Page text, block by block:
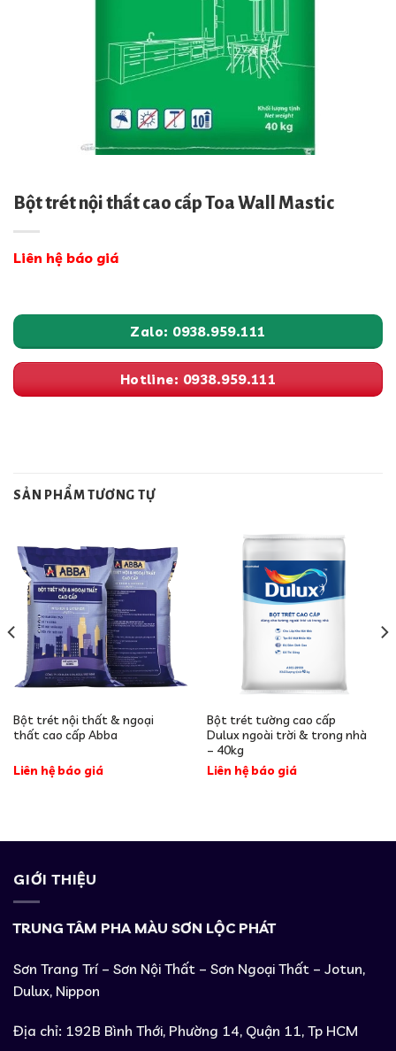
Bột trét nội thất cao cấp Toa Wall Mastic
Liên hệ báo giá
Zalo: 0938.959.111
Hotline: 0938.959.111
SẢN PHẨM TƯƠNG TỰ
Bột trét nội thất & ngoại
thất cao cấp Abba
Liên hệ báo giá
Bột trét tường cao cấp
Dulux ngoài trời & trong nhà
– 40kg
Liên hệ báo giá
GIỚI THIỆU
TRUNG TÂM PHA MÀU SƠN LỘC PHÁT
Sơn Trang Trí – Sơn Nội Thất – Sơn Ngoại Thất – Jotun,
Dulux, Nippon
Địa chỉ: 192B Bình Thới, Phường 14, Quận 11, Tp HCM